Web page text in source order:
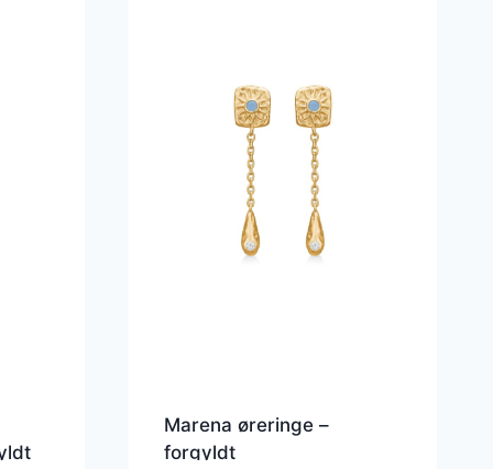
Marena øreringe –
forgyldt